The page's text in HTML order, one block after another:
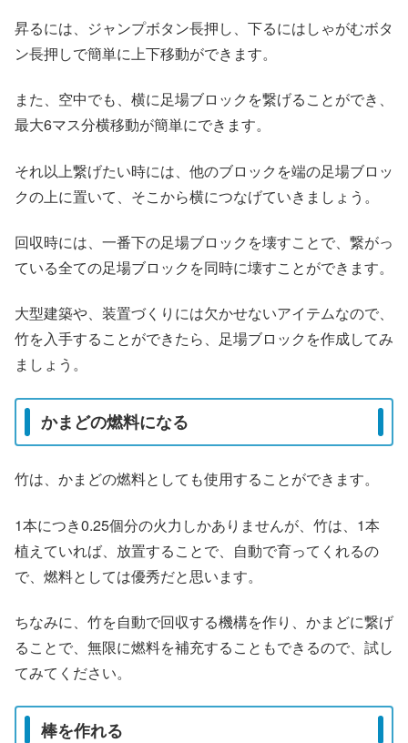
昇るには、ジャンプボタン長押し、下るにはしゃがむボタ
ン長押しで簡単に上下移動ができます。
また、空中でも、横に足場ブロックを繋げることができ、
最大6マス分横移動が簡単にできます。
それ以上繋げたい時には、他のブロックを端の足場ブロッ
クの上に置いて、そこから横につなげていきましょう。
回収時には、一番下の足場ブロックを壊すことで、繋がっ
ている全ての足場ブロックを同時に壊すことができます。
大型建築や、装置づくりには欠かせないアイテムなので、
竹を入手することができたら、足場ブロックを作成してみ
ましょう。
かまどの燃料になる
竹は、かまどの燃料としても使用することができます。
1本につき0.25個分の火力しかありませんが、竹は、1本
植えていれば、放置することで、自動で育ってくれるの
で、燃料としては優秀だと思います。
ちなみに、竹を自動で回収する機構を作り、かまどに繋げ
ることで、無限に燃料を補充することもできるので、試し
てみてください。
棒を作れる